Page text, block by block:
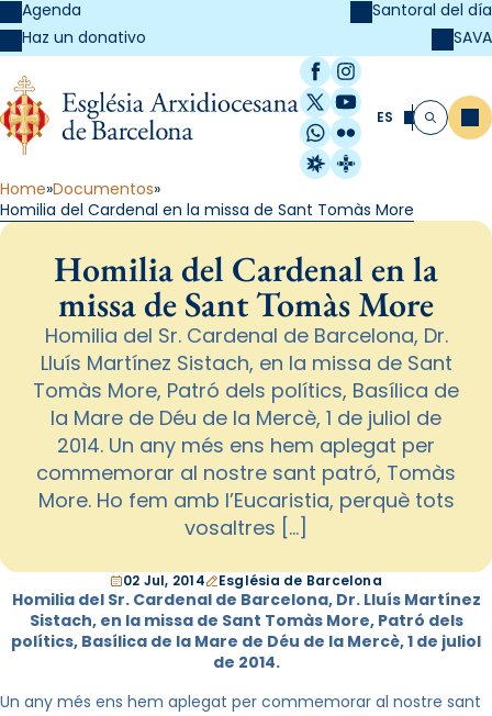
Agenda
Haz un donativo
Santoral del día
SAVA
Facebook
Instagram
X / Twitter
YouTube
WhatsApp
Flickr
Radio Estel
Catalunya
ES Buscar
Home Documentos
Homilia del Cardenal en la missa de Sant Tomàs More
Homilia del Cardenal en la
missa de Sant Tomàs More
Homilia del Sr. Cardenal de Barcelona, Dr.
Lluís Martínez Sistach, en la missa de Sant
Tomàs More, Patró dels polítics, Basílica de
la Mare de Déu de la Mercè, 1 de juliol de
2014. Un any més ens hem aplegat per
commemorar al nostre sant patró, Tomàs
More. Ho fem amb l’Eucaristia, perquè tots
vosaltres […]
02 Jul, 2014 Església de Barcelona
Homilia del Sr. Cardenal de Barcelona, Dr. Lluís Martínez
Sistach, en la missa de Sant Tomàs More, Patró dels
polítics, Basílica de la Mare de Déu de la Mercè, 1 de juliol
de 2014.
Un any més ens hem aplegat per commemorar al nostre sant